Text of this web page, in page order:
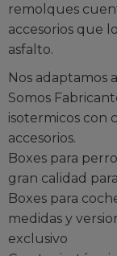
remolques
accesorios que
asfalto.
Nos adaptamos
Somos
isotermicos con
accesorios.
Boxes para
gran calidad
Boxes para
medidas y
exclusivo